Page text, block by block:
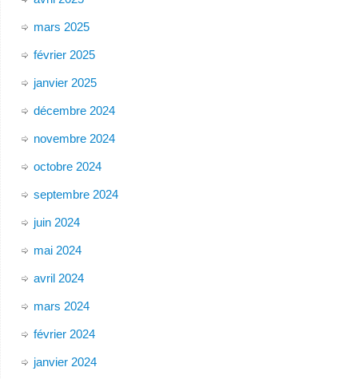
mars 2025
février 2025
janvier 2025
décembre 2024
novembre 2024
octobre 2024
septembre 2024
juin 2024
mai 2024
avril 2024
mars 2024
février 2024
janvier 2024